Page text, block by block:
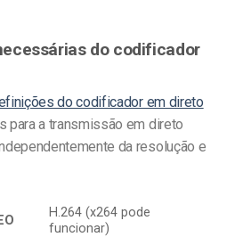
do codificador
do codificador em direto
para a transmissão em direto
da resolução e
H.264 (x264 pode
funcionar)